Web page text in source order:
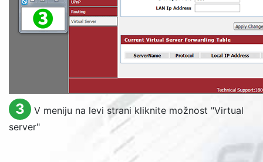
3 V meniju na levi strani kliknite možnost "Virtual
server"